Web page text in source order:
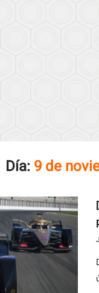
Día: 9 de